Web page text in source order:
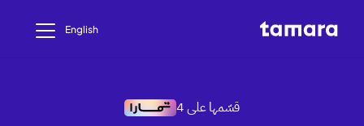
English
قسّمها على 4